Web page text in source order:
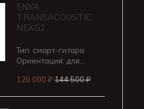
ENYA
TRANSACOUSTIC
NEXG2
Тип: смарт-гитара
Ориентация: для...
120 000 ₽144 500 ₽